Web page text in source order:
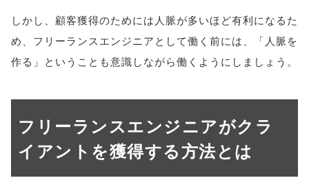
しかし、顧客獲得のためには人脈が多いほど有利になるた
め、フリーランスエンジニアとして働く前には、「人脈を
作る」ということも意識しながら働くようにしましょう。
フリーランスエンジニアがクラ
イアントを獲得する方法とは